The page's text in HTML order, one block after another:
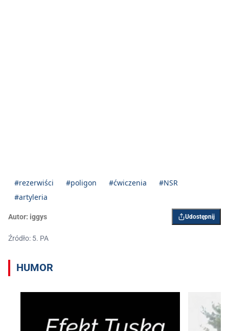
#rezerwiści #poligon #ćwiczenia
#NSR
#artyleria
Autor: iggys Udostępnij
Źródło: 5. PA
HUMOR